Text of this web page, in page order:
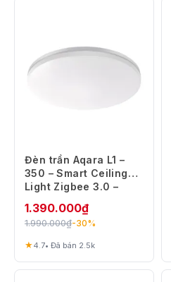
Đèn trần Aqara L1 –
350 – Smart Ceiling
Light Zigbee 3.0 –
Lighting
1.390.000₫
1.990.000₫-30%
★4.7• Đã bán 2.5k